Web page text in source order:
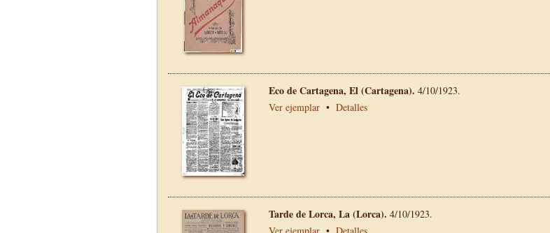
Eco de Cartagena, El (Cartagena). 4/10/1923.
Ver ejemplar • Detalles
Tarde de Lorca, La (Lorca). 4/10/1923.